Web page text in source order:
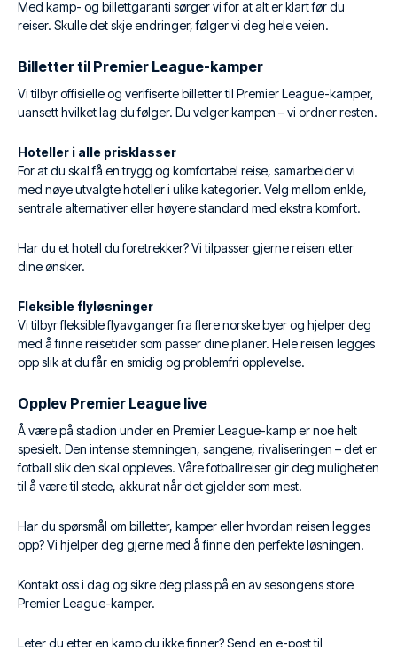
Med kamp- og billettgaranti sørger vi for at alt er klart før du
reiser. Skulle det skje endringer, følger vi deg hele veien.
Billetter til Premier League-kamper
Vi tilbyr offisielle og verifiserte billetter til Premier League-kamper,
uansett hvilket lag du følger. Du velger kampen – vi ordner resten.
Hoteller i alle prisklasser
For at du skal få en trygg og komfortabel reise, samarbeider vi
med nøye utvalgte hoteller i ulike kategorier. Velg mellom enkle,
sentrale alternativer eller høyere standard med ekstra komfort.
Har du et hotell du foretrekker? Vi tilpasser gjerne reisen etter
dine ønsker.
Fleksible flyløsninger
Vi tilbyr fleksible flyavganger fra flere norske byer og hjelper deg
med å finne reisetider som passer dine planer. Hele reisen legges
opp slik at du får en smidig og problemfri opplevelse.
Opplev Premier League live
Å være på stadion under en Premier League-kamp er noe helt
spesielt. Den intense stemningen, sangene, rivaliseringen – det er
fotball slik den skal oppleves. Våre fotballreiser gir deg muligheten
til å være til stede, akkurat når det gjelder som mest.
Har du spørsmål om billetter, kamper eller hvordan reisen legges
opp? Vi hjelper deg gjerne med å finne den perfekte løsningen.
Kontakt oss i dag og sikre deg plass på en av sesongens store
Premier League-kamper.
Leter du etter en kamp du ikke finner? Send en e-post til